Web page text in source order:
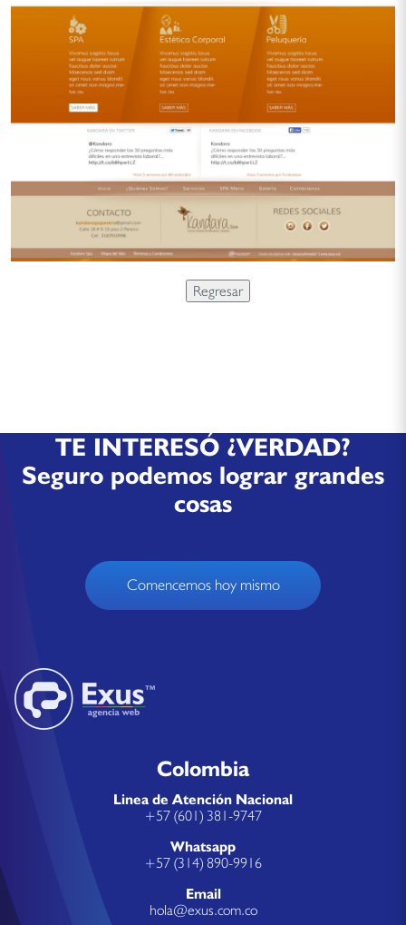
TE INTERESÓ ¿VERDAD?
Seguro podemos lograr grandes
cosas
Comencemos hoy mismo
Colombia
Linea de Atención Nacional
+57 (601) 381-9747
Whatsapp
+57 (314) 890-9916
Email
hola@exus.com.co